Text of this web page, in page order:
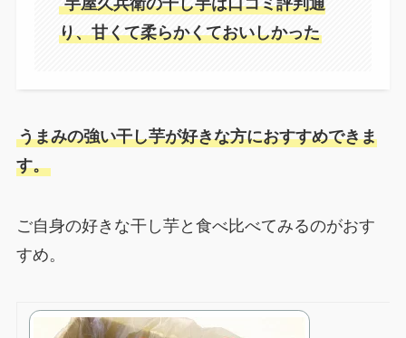
り、甘くて柔らかくておいしかった
うまみの強い干し芋が好きな方におすすめできま
す。
ご自身の好きな干し芋と食べ比べてみるのがおす
すめ。